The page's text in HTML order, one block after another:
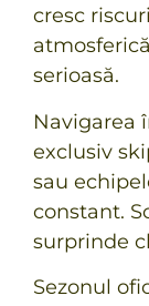
cresc
serioasă.
Navigarea
exclusiv
sau
constant.
surprinde
Sezonul